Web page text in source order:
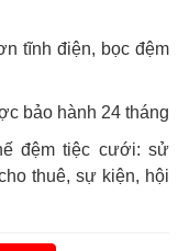
tĩnh điện, bọc đệm
bảo hành 24 tháng
đệm tiệc cưới: sử
thuê, sự kiện, hội